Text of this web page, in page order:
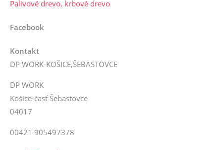
Palivové drevo, krbové drevo
Facebook
Kontakt
DP WORK-KOŠICE,ŠEBASTOVCE
DP WORK
Košice-časť Šebastovce
04017
00421 905497378